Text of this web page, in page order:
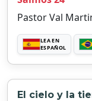
Pastor Val
LEA EN
ESPAÑOL
El cielo y la